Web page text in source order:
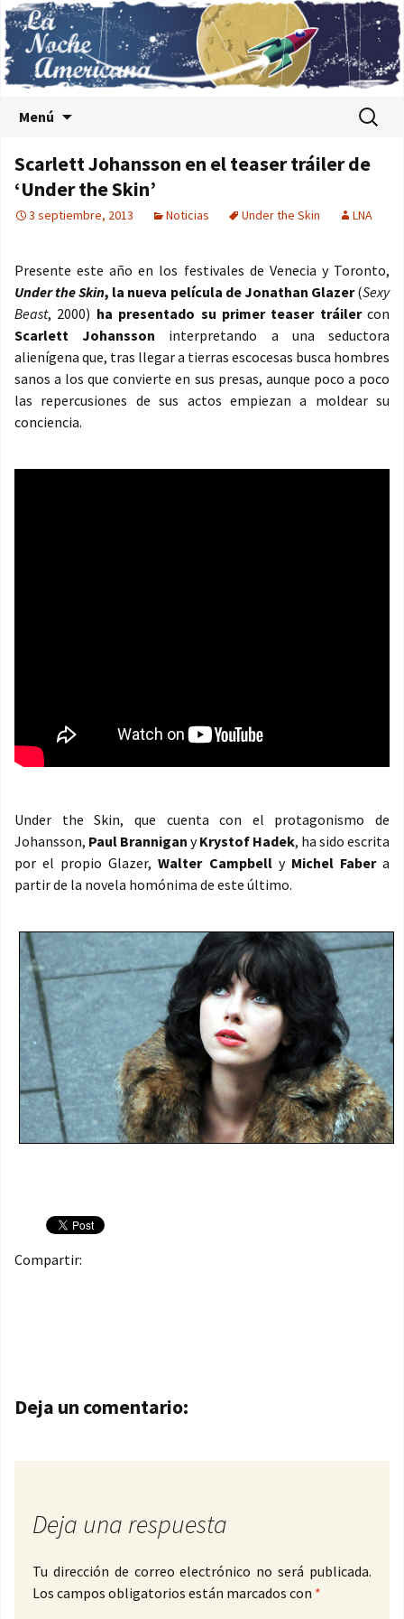
Menú Buscar:
Scarlett Johansson en el teaser tráiler de
‘Under the Skin’
3 septiembre, 2013 Noticias Under the Skin LNA
Presente este año en los festivales de Venecia y Toronto,
Under the Skin, la nueva película de Jonathan Glazer(Sexy
Beast, 2000) ha presentado su primer teaser tráilercon
Scarlett Johansson interpretando a una seductora
alienígena que, tras llegar a tierras escocesas busca hombres
sanos a los que convierte en sus presas, aunque poco a poco
las repercusiones de sus actos empiezan a moldear su
conciencia.
Under the Skin, que cuenta con el protagonismo de
Johansson, Paul Brannigan yKrystof Hadek, ha sido escrita
por el propio Glazer,Walter Campbelly Michel Fabera
partir de la novela homónima de este último.
Compartir:
Navegación de entradas
Deja un comentario:
Deja una respuesta
Tu dirección de correo electrónico no será publicada.
Los campos obligatorios están marcados con *